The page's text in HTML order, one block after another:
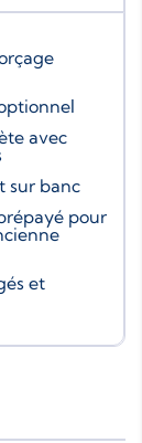
avec
sur banc
pour
et